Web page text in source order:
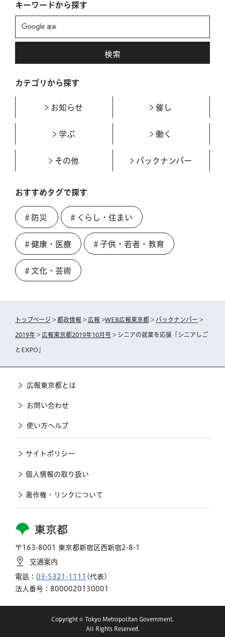
キーワードから探す
カテゴリから探す
お知らせ 催し
学ぶ 働く
その他 バックナンバー
おすすめタグで探す
＃防災 ＃くらし・住まい
＃健康・医療 ＃子供・若者・教育
＃文化・芸術
トップページ > 都政情報 > 広報 >WEB広報東京都 > バックナンバー >
2019年 > 広報東京都2019年10月号 > シニアの就業を応援「シニアしご
とEXPO」
東京都
〒163-8001 東京都新宿区西新宿2-8-1
交通案内
電話： 03-5321-1111 (代表)
法人番号：8000020130001
広報東京都とは
お問い合わせ
使い方ヘルプ
サイトポリシー
個人情報の取り扱い
著作権・リンクについて
Copyright © Tokyo Metropolitan Government.
All Rights Reserved.